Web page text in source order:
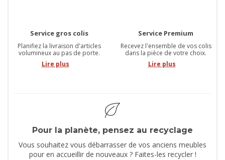
Service gros colis
Planifiez la livraison d'articles
volumineux au pas de porte.
Lire plus
Service Premium
Recevez l'ensemble de vos colis
dans la pièce de votre choix.
Lire plus
Pour la planète, pensez au recyclage
Vous souhaitez vous débarrasser de vos anciens meubles
pour en accueillir de nouveaux ? Faites-les recycler !